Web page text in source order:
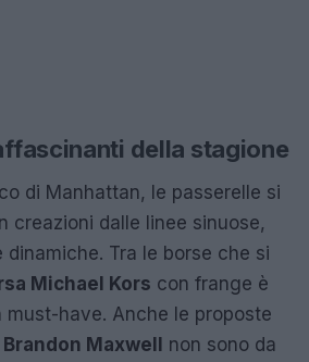
della stagione
di Manhattan, le passerelle si
creazioni dalle linee sinuose,
dinamiche. Tra le borse che si
Michael Kors con frange è
must-have. Anche le proposte
Brandon Maxwell non sono da